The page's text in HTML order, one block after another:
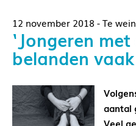
12 november 2018 - Te
‘Jongeren
belanden
aantal
Veel